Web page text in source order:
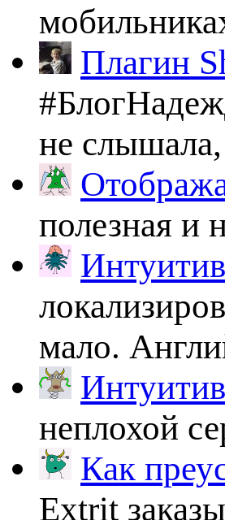
Плагин
не
полезная и
мало.
неплохой
Как
Extrit